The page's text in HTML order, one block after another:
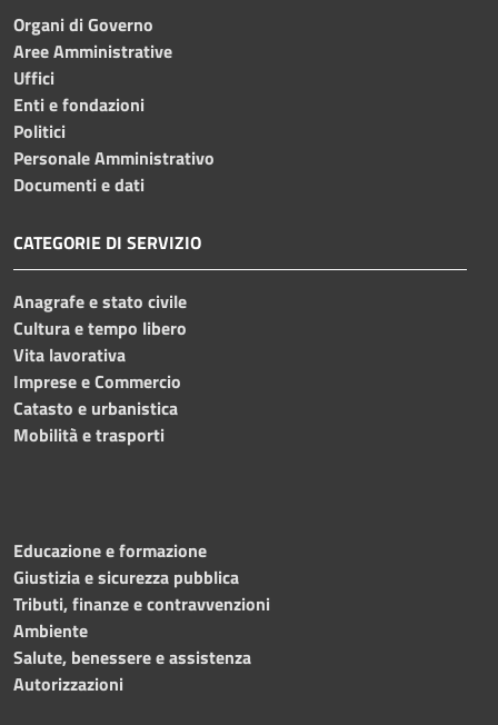
Organi di Governo
Aree Amministrative
Uffici
Enti e fondazioni
Politici
Personale Amministrativo
Documenti e dati
CATEGORIE DI SERVIZIO
Anagrafe e stato civile
Cultura e tempo libero
Vita lavorativa
Imprese e Commercio
Catasto e urbanistica
Mobilità e trasporti
Educazione e formazione
Giustizia e sicurezza pubblica
Tributi, finanze e contravvenzioni
Ambiente
Salute, benessere e assistenza
Autorizzazioni